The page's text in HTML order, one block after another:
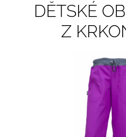
DĚTSKÉ
Z